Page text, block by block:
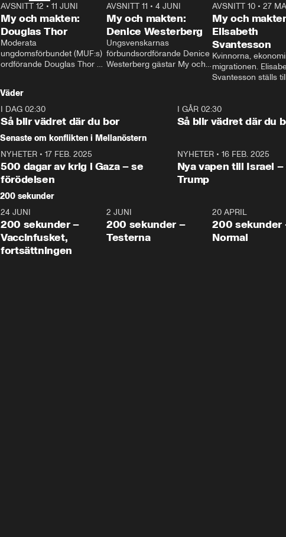
26:27
AVSNITT 12 • 11 JUNI
My och makten:
Douglas Thor
Moderata
ungdomsförbundet (MUF:s)
ordförande Douglas Thor
tonårsutvisningarna och hur
Moderaterna ska locka
väljare till valet i höst.
23:40
AVSNITT 11 •4 JUNI
My och makten:
Denice Westerberg
Ungsvenskarnas
förbundsordförande Denice
Westerberg gästar My och
AVSNITT 10 •27
My och
Elisabeth
Svantesson
Kvinnorna,
migrationen.
Svantesson ställs
Väder
I DAG 02:30
Så blir vädret där du bor
I GÅR 02:30
Så blir vädret där du
Senaste om konflikten i Mellanöstern
NYHETER • 17 FEB. 2025
500 dagar av krig i Gaza – se
förödelsen
NYHETER• 16 FEB. 2025
Nya vapen till Israel –
Trump
200 sekunder
5:00
24 JUNI
200 sekunder –
Vaccinfusket,
fortsättningen
4:23
2 JUNI
200 sekunder –
Testerna
20 APRIL
200 sekunder
Normal